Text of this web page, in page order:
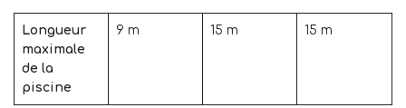
Longueur
maximale
de la
piscine
9 m 15 m 15 m